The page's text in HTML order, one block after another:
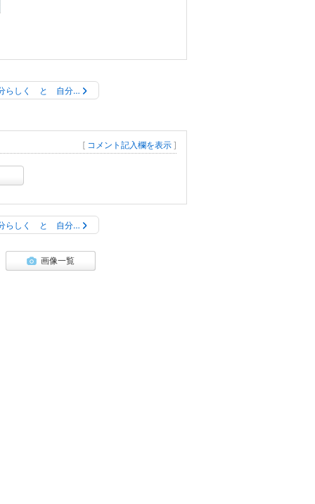
らしく と 自分…
[ コメント記入欄を表示 ]
らしく と 自分…
画像一覧